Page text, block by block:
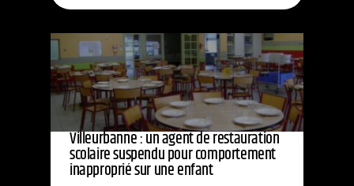
Villeurbanne : un agent de restauration
scolaire suspendu pour comportement
inapproprié sur une enfant